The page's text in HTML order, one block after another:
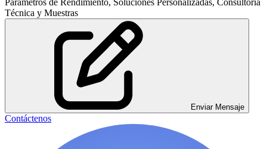
Técnica y Muestras
Enviar Mensaje
Contáctenos